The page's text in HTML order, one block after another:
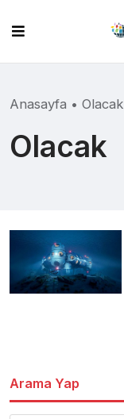
content
Anasayfa • Olacak
Olacak
Arama Yap